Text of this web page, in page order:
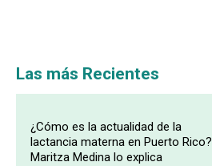
Las más Recientes
¿Cómo es la actualidad de la
lactancia materna en Puerto Rico?
Maritza Medina lo explica